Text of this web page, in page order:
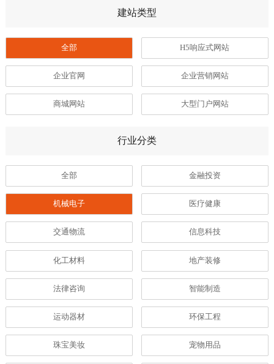
建站类型
全部 H5响应式网站
企业官网 企业营销网站
商城网站 大型门户网站
行业分类
全部 金融投资
机械电子 医疗健康
交通物流 信息科技
化工材料 地产装修
法律咨询 智能制造
运动器材 环保工程
珠宝美妆 宠物用品